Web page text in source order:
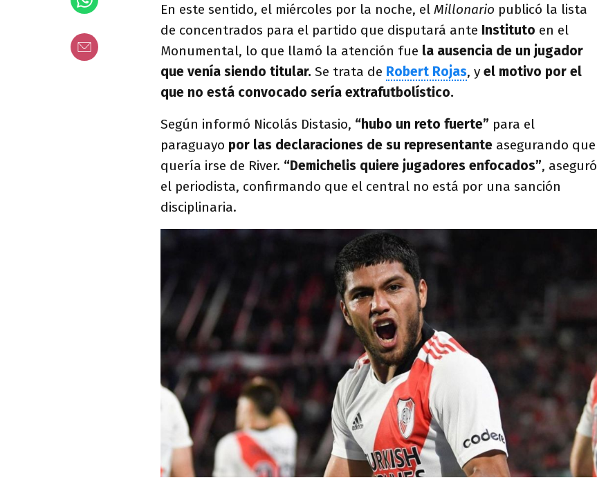
En este sentido, el miércoles por la noche, el Millonario publicó la lista
de concentrados para el partido que disputará ante Instituto en el
Monumental, lo que llamó la atención fue la ausencia de un jugador
que venía siendo titular. Se trata de Robert Rojas, y el motivo por el
que no está convocado sería extrafutbolístico.
Según informó Nicolás Distasio, “hubo un reto fuerte” para el
paraguayo por las declaraciones de su representante asegurando que
quería irse de River. “Demichelis quiere jugadores enfocados”, aseguró
el periodista, confirmando que el central no está por una sanción
disciplinaria.